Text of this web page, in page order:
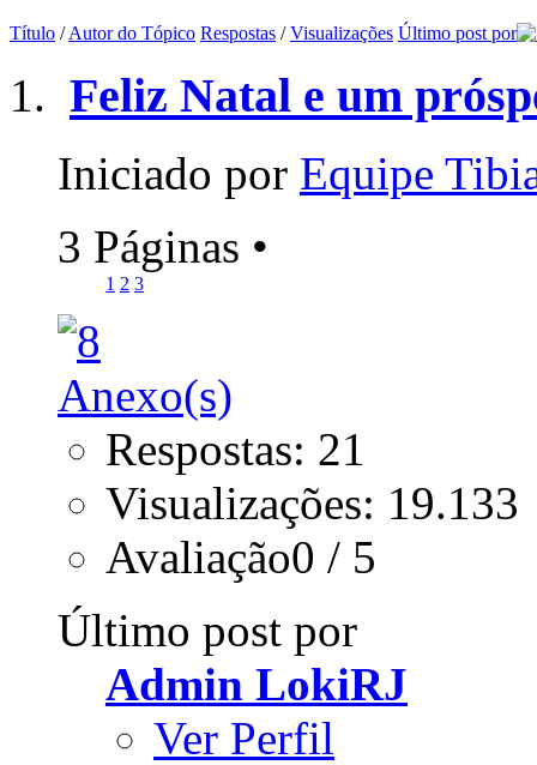
Título /Autor do Tópico Respostas /Visualizações Último post por
Feliz Natal e um
Iniciado por Equipe
3 Páginas •
1 2 3
Respostas: 21
Visualizações: 19.133
Avaliação0 / 5
Último post por
Admin LokiRJ
Ver Perfil